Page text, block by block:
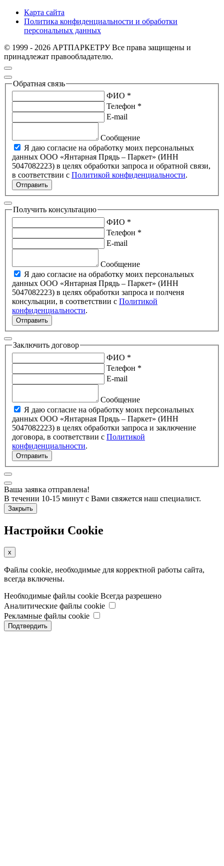
Карта сайта
Политика конфиденциальности и обработки
персональных данных
© 1999 - 2026 АРТПАРКЕТРУ Все права защищены и
принадлежат правообладателю.
Обратная связь
ФИО *
Телефон *
E-mail
Сообщение
Я даю согласие на обработку моих персональных
данных ООО «Янтарная Прядь – Паркет» (ИНН
5047082223) в целях обработки запроса и обратной связи,
в соответствии с Политикой конфиденциальности.
Отправить
Получить консультацию
ФИО *
Телефон *
E-mail
Сообщение
Я даю согласие на обработку моих персональных
данных ООО «Янтарная Прядь – Паркет» (ИНН
5047082223) в целях обработки запроса и полченя
консульации, в соответствии с Политикой
конфиденциальности.
Отправить
Заключить договор
ФИО *
Телефон *
E-mail
Сообщение
Я даю согласие на обработку моих персональных
данных ООО «Янтарная Прядь – Паркет» (ИНН
5047082223) в целях обработки запроса и заключение
договора, в соответствии с Политикой
конфиденциальности.
Отправить
Ваша заявка отправлена!
В течении 10-15 минут с Вами свяжется наш специалист.
Закрыть
Настройки Cookie
x
Файлы cookie, необходимые для корректной работы сайта,
всегда включены.
Необходимые файлы cookie Всегда разрешено
Аналитические файлы cookie
Рекламные файлы cookie
Подтвердить